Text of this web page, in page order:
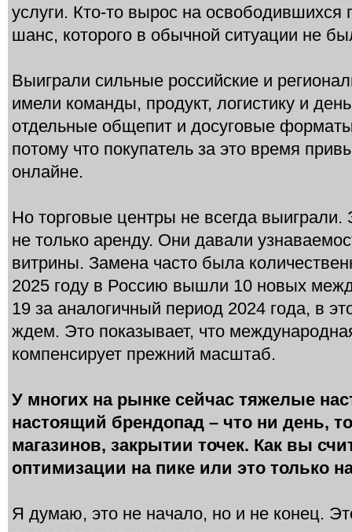
услуги. Кто-то вырос на освободившихся
шанс, которого в обычной ситуации не
Выиграли сильные российские и
имели команды, продукт, логистику и
отдельные общепит и досуговые
потому что покупатель за это время
онлайне.
Но торговые центры не всегда
не только аренду. Они давали
витрины. Замена часто была
2025 году в Россию вышли 10 новых
19 за аналогичный период 2024 года, в
ждем. Это показывает, что
компенсирует прежний масштаб.
У многих на рынке сейчас тяжелые
настоящий брендопад – что ни день,
магазинов, закрытии точек. Как вы
оптимизации на пике или это только
Я думаю, это не начало, но и не конец.